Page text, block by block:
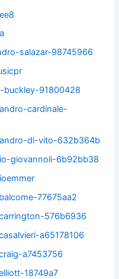
salazar-98745966
buckley-91800428
cardinale-
di-vito-632b364b
giovannoli-6b92bb38
77675aa2
576b6936
a65178106
a7453756
18749a7